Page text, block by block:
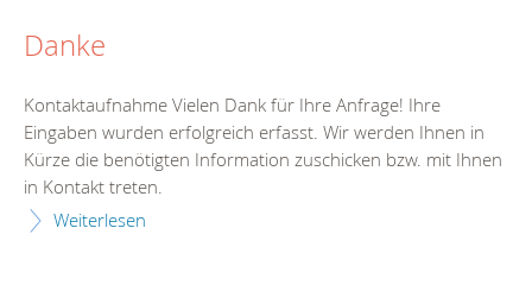
Danke
Kontaktaufnahme Vielen Dank für Ihre Anfrage! Ihre
Eingaben wurden erfolgreich erfasst. Wir werden Ihnen in
Kürze die benötigten Information zuschicken bzw. mit Ihnen
in Kontakt treten.
Weiterlesen